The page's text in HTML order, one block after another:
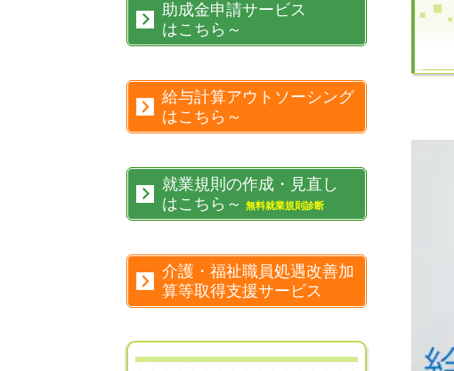
助成金申請サービス
はこちら～
給与計算アウトソーシング
はこちら～
就業規則の作成・見直し
はこちら～ 無料就業規則診断
介護・福祉職員処遇改善加
算等取得支援サービス